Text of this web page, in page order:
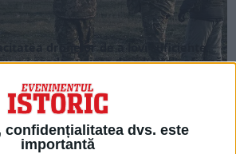
confidențialitatea dvs. este
importantă
dronelor de a lovi suficiente
a-i eroda „voința de a lupta”, afirmă
de a ataca cu drone suficiente ținte
Rusia pentru a înclina...